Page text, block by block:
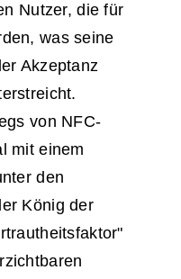
Nutzer, die für
was seine
Akzeptanz
von NFC-
mit einem
den
König der